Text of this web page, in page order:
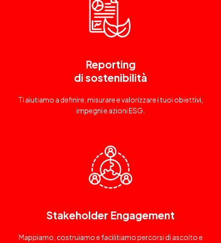
Reporting
di sostenibilità
Ti aiutiamo a definire, misurare e valorizzare i tuoi obiettivi,
impegni e azioni ESG.
Stakeholder Engagement
Mappiamo, costruiamo e facilitiamo percorsi di ascolto e